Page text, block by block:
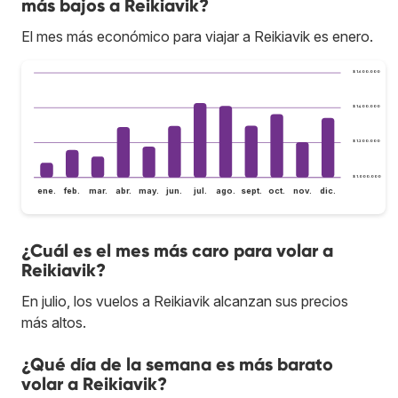
más bajos a Reikiavik?
El mes más económico para viajar a Reikiavik es enero.
$ 1.000.000
$ 1.200.000
$ 1.400.000
$ 1.600.000
ene. feb. mar. abr. may. jun. jul. ago. sept. oct. nov. dic.
¿Cuál es el mes más caro para volar a
Reikiavik?
En julio, los vuelos a Reikiavik alcanzan sus precios
más altos.
¿Qué día de la semana es más barato
volar a Reikiavik?